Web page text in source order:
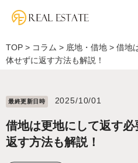
TOP > コラム > 底地・借地 > 借地
体せずに返す方法も解説！
最終更新⽇時 2025/10/01
借地は更地にして返す
返す方法も解説！